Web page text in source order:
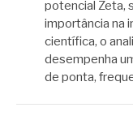
potencial Zeta,
importância na
científica, o
desempenha
de ponta,